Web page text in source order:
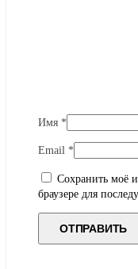
Имя *
Email *
Сохранить моё
браузере для